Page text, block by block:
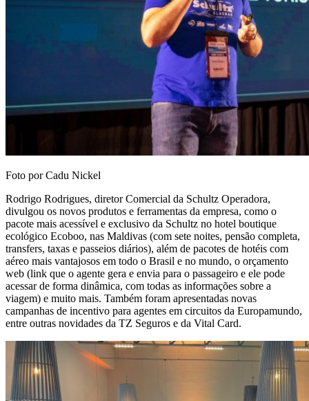
Foto por Cadu Nickel
Rodrigo Rodrigues, diretor Comercial da Schultz Operadora,
divulgou os novos produtos e ferramentas da empresa, como o
pacote mais acessível e exclusivo da Schultz no hotel boutique
ecológico Ecoboo, nas Maldivas (com sete noites, pensão completa,
transfers, taxas e passeios diários), além de pacotes de hotéis com
aéreo mais vantajosos em todo o Brasil e no mundo, o orçamento
web (link que o agente gera e envia para o passageiro e ele pode
acessar de forma dinâmica, com todas as informações sobre a
viagem) e muito mais. Também foram apresentadas novas
campanhas de incentivo para agentes em circuitos da Europamundo,
entre outras novidades da TZ Seguros e da Vital Card.